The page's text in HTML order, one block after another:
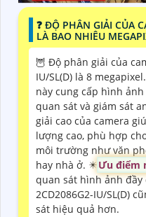
❓ ĐỘ PHÂN GIẢI CỦA
LÀ BAO NHIÊU
🦉 Độ phân giải của
IU/SL(D) là 8
này cung cấp hình
quan sát và giám sát
giải cao của camera
lượng cao, phù hợp
môi trường như văn
hay nhà ở. ✴️Ưu điểm
quan sát hình ảnh đầy
2CD2086G2-IU/SL(D)
sát hiệu quả hơn.